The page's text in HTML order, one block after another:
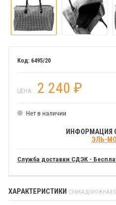
6495/20
ЦЕНА: 2 240 ₽
Нет в наличии
ИНФОРМАЦИЯ
ЭЛЬ-
Служба доставки СДЭК -
ХАРАКТЕРИСТИКИ СУМКА ДОРОЖНАЯ